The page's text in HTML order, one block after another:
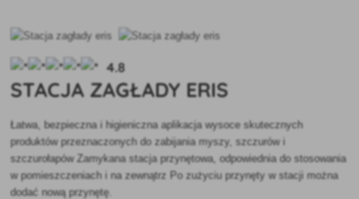
4.8
STACJA ZAGŁADY ERIS
Łatwa, bezpieczna i higieniczna aplikacja wysoce skutecznych
produktów przeznaczonych do zabijania myszy, szczurów i
szczurołapów Zamykana stacja przynętowa, odpowiednia do stosowania
w pomieszczeniach i na zewnątrz Po zużyciu przynęty w stacji można
dodać nową przynętę.